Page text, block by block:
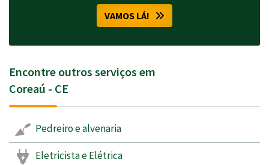
VAMOS LÁ!
Encontre outros serviços em
Coreaú - CE
Pedreiro e alvenaria
Eletricista e Elétrica